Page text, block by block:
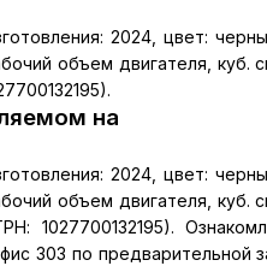
2024, цвет:
объем двигателя, куб.
на
2024, цвет:
объем двигателя, куб.
1027700132195).
303 по предварительной